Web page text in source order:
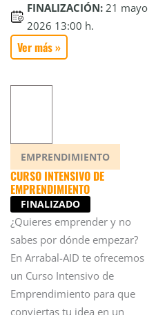
FINALIZACIÓN: 21 mayo
2026 13:00 h.
Ver más »
EMPRENDIMIENTO
CURSO INTENSIVO DE
EMPRENDIMIENTO
FINALIZADO
¿Quieres emprender y no
sabes por dónde empezar?
En Arrabal-AID te ofrecemos
un Curso Intensivo de
Emprendimiento para que
conviertas tu idea en un